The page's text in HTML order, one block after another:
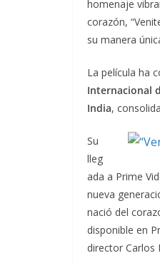
homenaje
corazón,
su manera
La película ha
Internacional
India,
Su
lleg
ada a Prime
nueva
nació del
disponible en
director Carlos